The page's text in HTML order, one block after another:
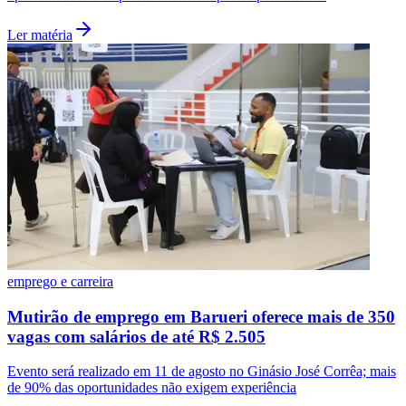
Ler matéria
emprego e carreira
Mutirão de emprego em Barueri oferece mais de 350
vagas com salários de até R$ 2.505
Evento será realizado em 11 de agosto no Ginásio José Corrêa; mais
de 90% das oportunidades não exigem experiência